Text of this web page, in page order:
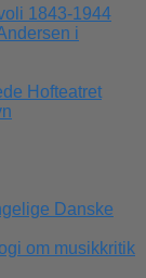
1843-1944
i
Hofteatret
Danske
om musikkritik